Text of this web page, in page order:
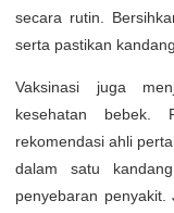
secara rutin.
serta pastikan
Vaksinasi juga
kesehatan bebek.
rekomendasi ahli
dalam satu
penyebaran